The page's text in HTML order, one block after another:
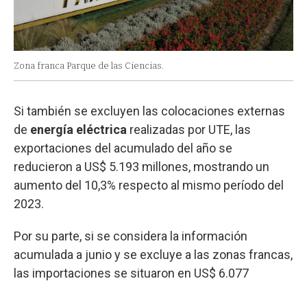
Zona franca Parque de las Ciencias.
Si también se excluyen las colocaciones externas
de energía eléctrica realizadas por UTE, las
exportaciones del acumulado del año se
reducieron a US$ 5.193 millones, mostrando un
aumento del 10,3% respecto al mismo período del
2023.
Por su parte, si se considera la información
acumulada a junio y se excluye a las zonas francas,
las importaciones se situaron en US$ 6.077